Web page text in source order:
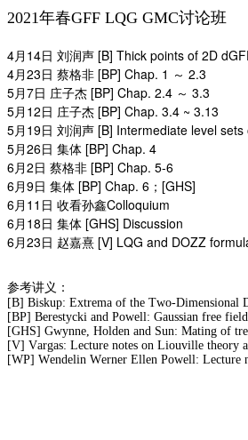
2021年春GFF LQG GMC讨论班
4月 14 日 刘润声 [B] Thick points of 2D
4月 23 日 蔡格非 [BP] Chap. 1 ～ 2.3
5月 7 日 庄子杰 [BP] Chap. 2.4 ～ 3.3
5月 12 日 庄子杰 [BP] Chap. 3.4 ~ 3.13
5月 19 日 刘润声 [B] Intermediate level
5月 26 日 集体 [BP] Chap. 4
6月 2 日 蔡格非 [BP] Chap. 5-6
6月 9 日 集体 [BP] Chap. 6 ； [GHS]
6月 11 日 收看孙鑫Colloquium
6月 18 日 集体 [GHS] Discussion
6月 23 日 赵嘉熹 [V] LQG and DOZZ
参考讲义：
[B] Biskup: Extrema of the Two-Dimensional
[BP] Berestycki and Powell: Gaussian free
[GHS] Gwynne, Holden and Sun: Mating of
[V] Vargas: Lecture notes on Liouville theory
[WP] Wendelin Werner Ellen Powell: Lecture